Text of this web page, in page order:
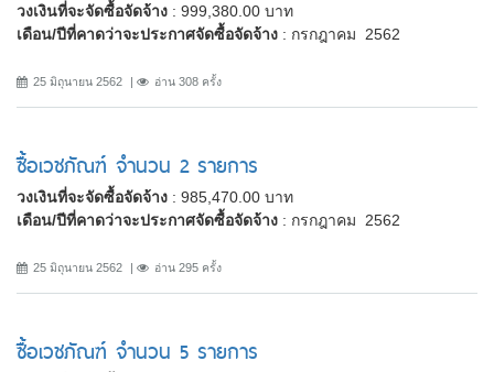
วงเงินที่จะจัดซื้อจัดจ้าง : 999,380.00 บาท
เดือน/ปีที่คาดว่าจะประกาศจัดซื้อจัดจ้าง : กรกฎาคม 2562
25 มิถุนายน 2562 อ่าน 308 ครั้ง
ซื้อเวชภัณฑ์ จำนวน 2 รายการ
วงเงินที่จะจัดซื้อจัดจ้าง : 985,470.00 บาท
เดือน/ปีที่คาดว่าจะประกาศจัดซื้อจัดจ้าง : กรกฎาคม 2562
25 มิถุนายน 2562 อ่าน 295 ครั้ง
ซื้อเวชภัณฑ์ จำนวน 5 รายการ